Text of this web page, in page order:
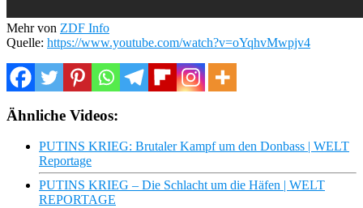
Mehr von ZDF Info
Quelle: https://www.youtube.com/watch?v=oYqhvMwpjv4
Ähnliche Videos:
PUTINS KRIEG: Brutaler Kampf um den Donbass | WELT
Reportage
PUTINS KRIEG – Die Schlacht um die Häfen | WELT
REPORTAGE